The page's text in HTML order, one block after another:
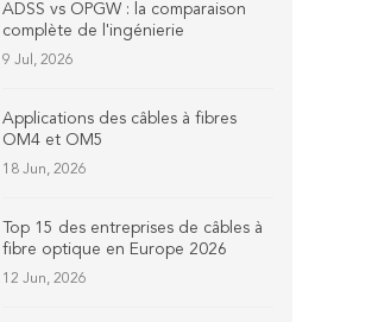
ADSS vs OPGW : la comparaison
complète de l'ingénierie
9 Jul, 2026
Applications des câbles à fibres
OM4 et OM5
18 Jun, 2026
Top 15 des entreprises de câbles à
fibre optique en Europe 2026
12 Jun, 2026